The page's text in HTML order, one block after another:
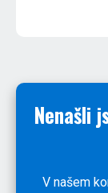
Nenašli
V našem